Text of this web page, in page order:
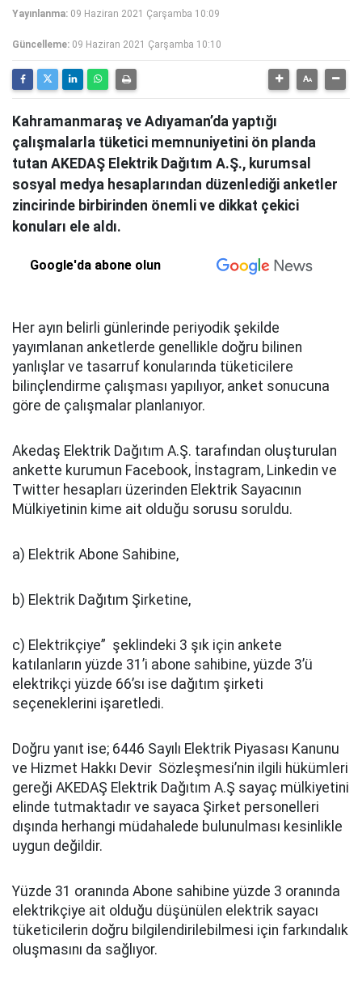
Yayınlanma: 09 Haziran 2021 Çarşamba 10:09
Güncelleme: 09 Haziran 2021 Çarşamba 10:10
Kahramanmaraş ve Adıyaman’da yaptığı
çalışmalarla tüketici memnuniyetini ön planda
tutan AKEDAŞ Elektrik Dağıtım A.Ş., kurumsal
sosyal medya hesaplarından düzenlediği anketler
zincirinde birbirinden önemli ve dikkat çekici
konuları ele aldı.
Google'da abone olun
Her ayın belirli günlerinde periyodik şekilde
yayımlanan anketlerde genellikle doğru bilinen
yanlışlar ve tasarruf konularında tüketicilere
bilinçlendirme çalışması yapılıyor, anket sonucuna
göre de çalışmalar planlanıyor.
Akedaş Elektrik Dağıtım A.Ş. tarafından oluşturulan
ankette kurumun Facebook, İnstagram, Linkedin ve
Twitter hesapları üzerinden Elektrik Sayacının
Mülkiyetinin kime ait olduğu sorusu soruldu.
a) Elektrik Abone Sahibine,
b) Elektrik Dağıtım Şirketine,
c) Elektrikçiye” şeklindeki 3 şık için ankete
katılanların yüzde 31’i abone sahibine, yüzde 3’ü
elektrikçi yüzde 66’sı ise dağıtım şirketi
seçeneklerini işaretledi.
Doğru yanıt ise; 6446 Sayılı Elektrik Piyasası Kanunu
ve Hizmet Hakkı Devir Sözleşmesi’nin ilgili hükümleri
gereği AKEDAŞ Elektrik Dağıtım A.Ş sayaç mülkiyetini
elinde tutmaktadır ve sayaca Şirket personelleri
dışında herhangi müdahalede bulunulması kesinlikle
uygun değildir.
Yüzde 31 oranında Abone sahibine yüzde 3 oranında
elektrikçiye ait olduğu düşünülen elektrik sayacı
tüketicilerin doğru bilgilendirilebilmesi için farkındalık
oluşmasını da sağlıyor.